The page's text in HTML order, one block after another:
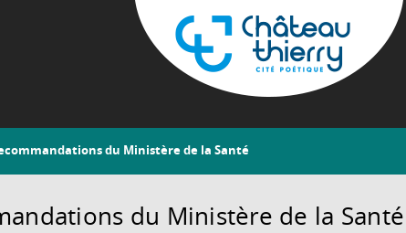
au
contenu
principal
Château-
Thierry
du Ministère de la Santé
du Ministère de la Santé